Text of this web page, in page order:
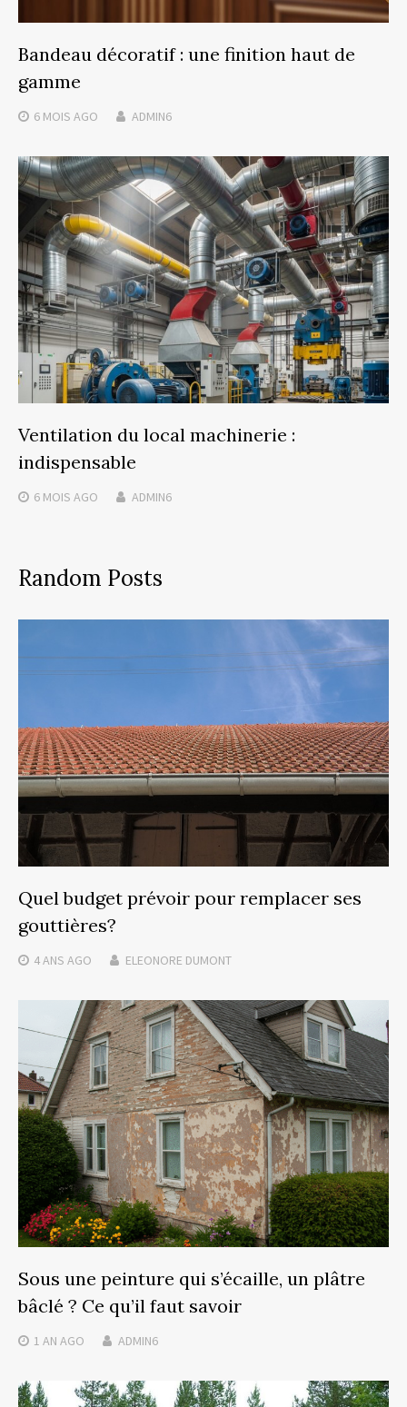
Bandeau décoratif : une finition haut de
gamme
6 MOIS AGO ADMIN6
Ventilation du local machinerie :
indispensable
6 MOIS AGO ADMIN6
Random Posts
Quel budget prévoir pour remplacer ses
gouttières?
4 ANS AGO ELEONORE DUMONT
Sous une peinture qui s’écaille, un plâtre
bâclé ? Ce qu’il faut savoir
1 AN AGO ADMIN6